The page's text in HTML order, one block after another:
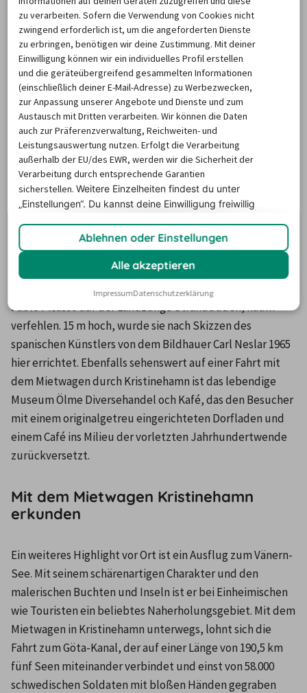
Kristinehamn in der Provinz Värmlands län in Schweden
ist dank der idyllischen Lage am Nordufer des Vänern-
Sees seit jeher ein beliebter Urlaubsort. Mit dem
Mietwagen Kristinehamn und Umgebung erkundend,
können Sie die herrlichen Landschaften mit den
zahlreichen kleinen Inseln und Buchten sowie
unberührtes bergiges Waldland entdecken.
Attraktionen und Sehenswürdigkeiten
in Kristinehamn
Auch innerhalb des Stadtgebiets gibt es einiges an
Sehenswürdigkeiten zu entdecken. Auf einer Fahrt mit
dem Mietwagen durch Kristinehamn können Sie das
Wahrzeichen der Stadt, die monumentale Skulptur von
Pablo Picasso auf der Landzunge Strandduden, kaum
verfehlen. 15 m hoch, wurde sie nach Skizzen des
spanischen Künstlers von dem Bildhauer Carl Neslar 1965
hier errichtet. Ebenfalls sehenswert auf einer Fahrt mit
dem Mietwagen durch Kristinehamn ist das lebendige
Museum Ölme Diversehandel och Kafé, das den Besucher
mit einem originalgetreu eingerichteten Dorfladen und
einem Café ins Milieu der vorletzten Jahrhundertwende
zurückversetzt.
Mit dem Mietwagen Kristinehamn
erkunden
Ein weiteres Highlight vor Ort ist ein Ausflug zum Vänern-
See. Mit seinem schärenartigen Charakter und den
malerischen Buchten und Inseln ist er bei Einheimischen
wie Touristen ein beliebtes Naherholungsgebiet. Mit dem
Mietwagen in Kristinehamn unterwegs, lohnt sich die
Fahrt zum Göta-Kanal, der auf einer Länge von 190,5 km
fünf Seen miteinander verbindet und einst von 58.000
schwedischen Soldaten mit bloßen Händen gegraben
zu verarbeiten. Sofern die Verwendung von Cookies nicht
zwingend erforderlich ist, um die angeforderten Dienste
zu erbringen, benötigen wir deine Zustimmung. Mit deiner
Einwilligung können wir ein individuelles Profil erstellen
und die geräteübergreifend gesammelten Informationen
(einschließlich deiner E-Mail-Adresse) zu Werbezwecken,
zur Anpassung unserer Angebote und Dienste und zum
Austausch mit Dritten verarbeiten. Wir können die Daten
auch zur Präferenzverwaltung, Reichweiten- und
Leistungsauswertung nutzen. Erfolgt die Verarbeitung
außerhalb der EU/des EWR, werden wir die Sicherheit der
Verarbeitung durch entsprechende Garantien
sicherstellen.Weitere Einzelheiten findest du unter
„Einstellungen“. Du kannst deine Einwilligung freiwillig
Ablehnen oder Einstellungen
Alle akzeptieren
ImpressumDatenschutzerklärung